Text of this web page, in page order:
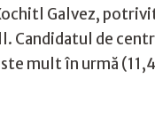
Galvez,
Candidatul de
mult în urmă